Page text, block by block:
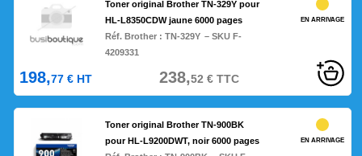
Toner original Brother TN-329Y pour
HL-L8350CDW jaune 6000 pages
Réf. Brother :TN-329Y – SKU F-
4209331
EN ARRIVAGE
198,77 € HT 238,52 €TTC
Toner original Brother TN-900BK
pour HL-L9200DWT, noir 6000 pages
EN ARRIVAGE